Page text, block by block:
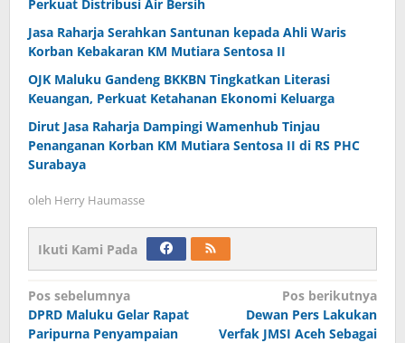
Perkuat Distribusi Air Bersih
Jasa Raharja Serahkan Santunan kepada Ahli Waris
Korban Kebakaran KM Mutiara Sentosa II
OJK Maluku Gandeng BKKBN Tingkatkan Literasi
Keuangan, Perkuat Ketahanan Ekonomi Keluarga
Dirut Jasa Raharja Dampingi Wamenhub Tinjau
Penanganan Korban KM Mutiara Sentosa II di RS PHC
Surabaya
oleh Herry Haumasse
Ikuti Kami Pada
Navigasi
pos
Pos sebelumnya
DPRD Maluku Gelar Rapat
Paripurna Penyampaian
Pos berikutnya
Dewan Pers Lakukan
Verfak JMSI Aceh Sebagai